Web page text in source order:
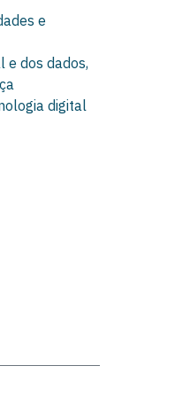
e
e dos dados,
digital